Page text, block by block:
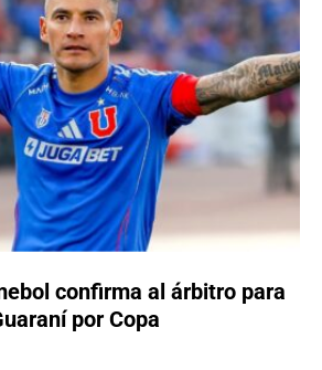
confirma al árbitro para
por Copa